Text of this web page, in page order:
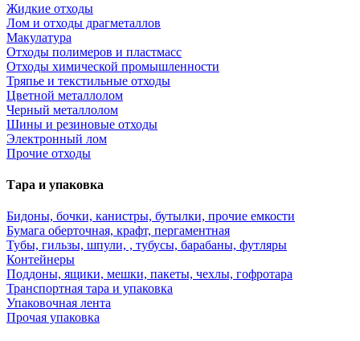
Жидкие отходы
Лом и отходы драгметаллов
Макулатура
Отходы полимеров и пластмасс
Отходы химической промышленности
Тряпье и текстильные отходы
Цветной металлолом
Черный металлолом
Шины и резиновые отходы
Электронный лом
Прочие отходы
Тара и упаковка
Бидоны, бочки, канистры, бутылки, прочие емкости
Бумага оберточная, крафт, пергаментная
Тубы, гильзы, шпули, , тубусы, барабаны, футляры
Контейнеры
Поддоны, ящики, мешки, пакеты, чехлы, гофротара
Транспортная тара и упаковка
Упаковочная лента
Прочая упаковка